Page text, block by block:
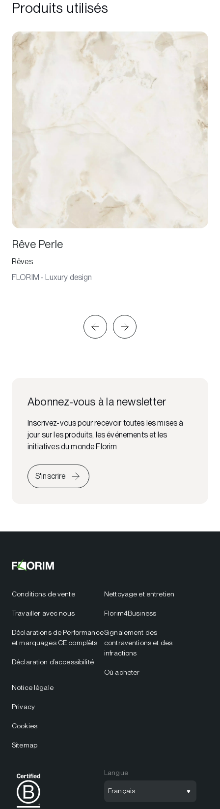
Produits utilisés
Rêve Perle
Rêves
FLORIM - Luxury design
Abonnez-vous à la newsletter
Inscrivez-vous pour recevoir toutes les mises à
jour sur les produits, les événements et les
initiatives du monde Florim
S'inscrire
Conditions de vente
Travailler avec nous
Déclarations de Performance
et marquages CE complèts
Déclaration d’accessibilité
Nettoyage et entretien
Florim4Business
Signalement des
contraventions et des
infractions
Où acheter
Notice légale
Privacy
Cookies
Sitemap
Langue
Français